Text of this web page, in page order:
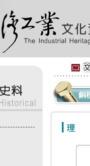
銅
理